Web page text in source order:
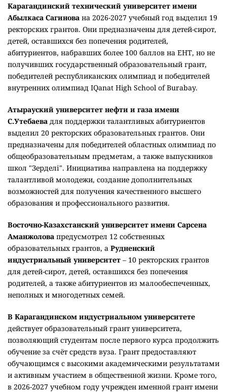
Карагандинский технический университет имени
Абылкаса Сагинова на 2026-2027 учебный год выделил 19
ректорских грантов. Они предназначены для детей-сирот,
детей, оставшихся без попечения родителей,
абитуриентов, набравших более 100 баллов на ЕНТ, но не
получивших государственный образовательный грант,
победителей республиканских олимпиад и победителей
внутренних олимпиад IQanat High School of Burabay.
Атырауский университет нефти и газа имени
С.Утебаева для поддержки талантливых абитуриентов
выделил 20 ректорских образовательных грантов. Они
предназначены для победителей областных олимпиад по
общеобразовательным предметам, а также выпускников
школ "Зерделі". Инициатива направлена на поддержку
талантливой молодежи, создание дополнительных
возможностей для получения качественного высшего
образования и профессионального развития.
Восточно-Казахстанский университет имени Сарсена
Аманжолова предусмотрел 12 собственных
образовательных грантов, а Рудненский
индустриальный университет – 10 ректорских грантов
для детей-сирот, детей, оставшихся без попечения
родителей, а также абитуриентов из малообеспеченных,
неполных и многодетных семей.
В Карагандинском индустриальном университете
действует образовательный грант университета,
позволяющий студентам после первого курса продолжить
обучение за счёт средств вуза. Грант предоставляют
обучающимся с высокими академическими результатами
и активным участием в общественной жизни. Кроме того,
в 2026-2027 учебном году учрежден именной грант имени